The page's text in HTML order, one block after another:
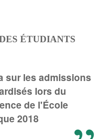
ÉTUDIANTS
sur les admissions
lors du
de l'École
2018